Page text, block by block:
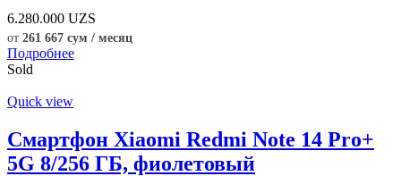
6.280.000 UZS
от 261 667 сум / месяц
Подробнее
Sold
Quick view
Смартфон Xiaomi Redmi Note 14 Pro+
5G 8/256 ГБ, фиолетовый